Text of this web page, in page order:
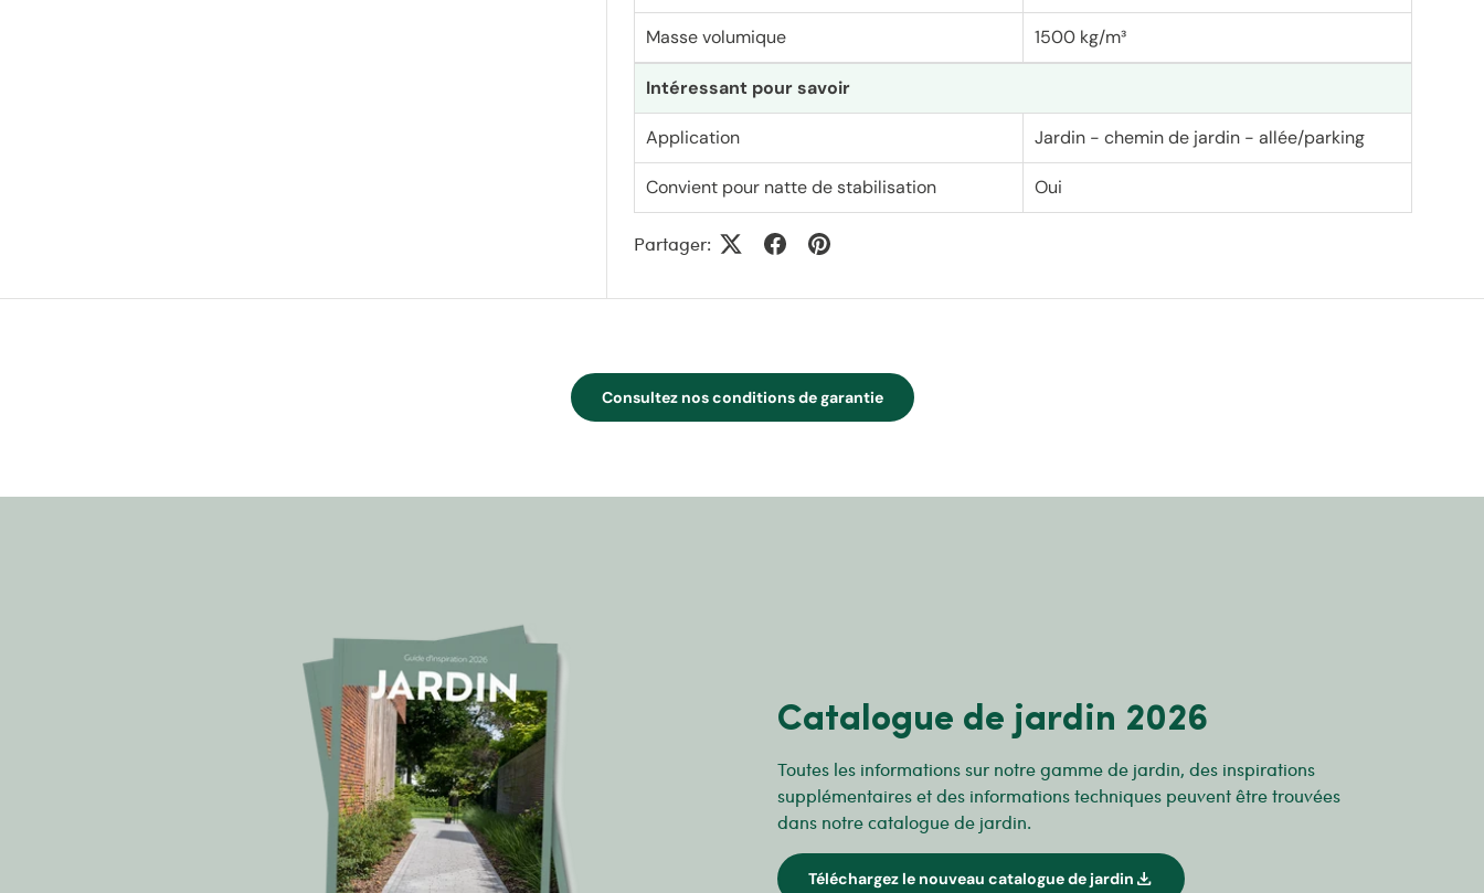
Masse volumique 1500 kg/m³
Intéressant pour savoir
Application Jardin - chemin de jardin - allée/parking
Convient pour natte de stabilisation Oui
Partager:
Consultez nos conditions de garantie
Catalogue de jardin 2026
Toutes les informations sur notre gamme de jardin, des inspirations
supplémentaires et des informations techniques peuvent être trouvées
dans notre catalogue de jardin.
Téléchargez le nouveau catalogue de jardin download